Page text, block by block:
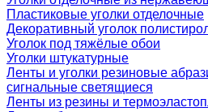
Пластиковые уголки отделочные
Декоративный уголок
Уголок под тяжёлые обои
Уголки штукатурные
Ленты и уголки резиновые
сигнальные светящиеся
Ленты из резины и